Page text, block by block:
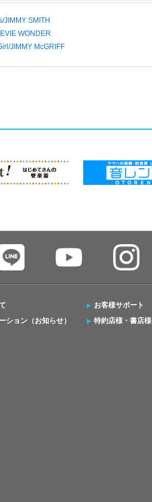
JIMMY SMITH
WONDER
JIMMY McGRIFF
ション（お知らせ）
お客様サポート
特約店様・書店